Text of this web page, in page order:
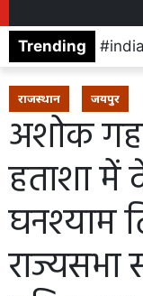
Trending
राजस्थान जयपुर
अशोक
हताशा में
घनश्याम
राज्यसभा